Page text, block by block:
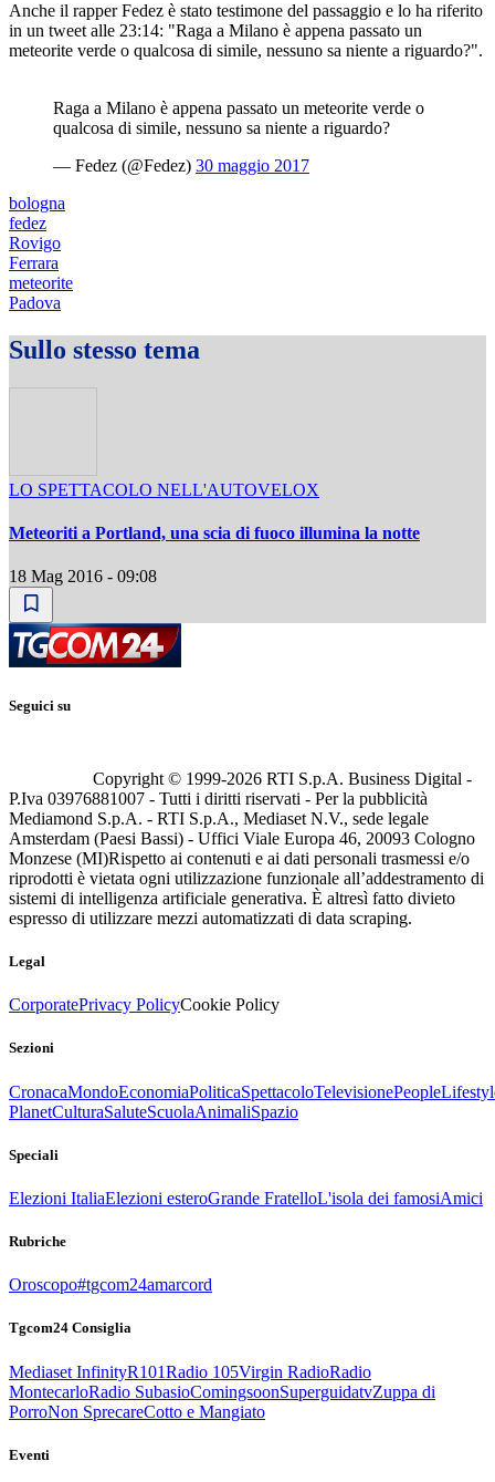
Anche il rapper Fedez è stato testimone del passaggio e lo ha riferito
in un tweet alle 23:14: "Raga a Milano è appena passato un
meteorite verde o qualcosa di simile, nessuno sa niente a riguardo?".
Raga a Milano è appena passato un meteorite verde o
qualcosa di simile, nessuno sa niente a riguardo?
— Fedez (@Fedez) 30 maggio 2017
bologna
fedez
Rovigo
Ferrara
meteorite
Padova
Sullo stesso tema
LO SPETTACOLO NELL'AUTOVELOX
Meteoriti a Portland, una scia di fuoco illumina la notte
18 Mag 2016 - 09:08
Seguici su
Copyright © 1999-2026 RTI S.p.A. Business Digital -
P.Iva 03976881007 - Tutti i diritti riservati - Per la pubblicità
Mediamond S.p.A. - RTI S.p.A., Mediaset N.V., sede legale
Amsterdam (Paesi Bassi) - Uffici Viale Europa 46, 20093 Cologno
Monzese (MI)Rispetto ai contenuti e ai dati personali trasmessi e/o
riprodotti è vietata ogni utilizzazione funzionale all’addestramento di
sistemi di intelligenza artificiale generativa. È altresì fatto divieto
espresso di utilizzare mezzi automatizzati di data scraping.
Legal
CorporatePrivacy PolicyCookie Policy
Sezioni
CronacaMondoEconomiaPoliticaSpettacoloTelevisionePeople
PlanetCulturaSaluteScuolaAnimaliSpazio
Speciali
Elezioni ItaliaElezioni esteroGrande FratelloL'isola dei famosiAmici
Rubriche
Oroscopo#tgcom24amarcord
Tgcom24 Consiglia
Mediaset InfinityR101Radio 105Virgin RadioRadio
MontecarloRadio SubasioComingsoonSuperguidatvZuppa di
PorroNon SprecareCotto e Mangiato
Eventi